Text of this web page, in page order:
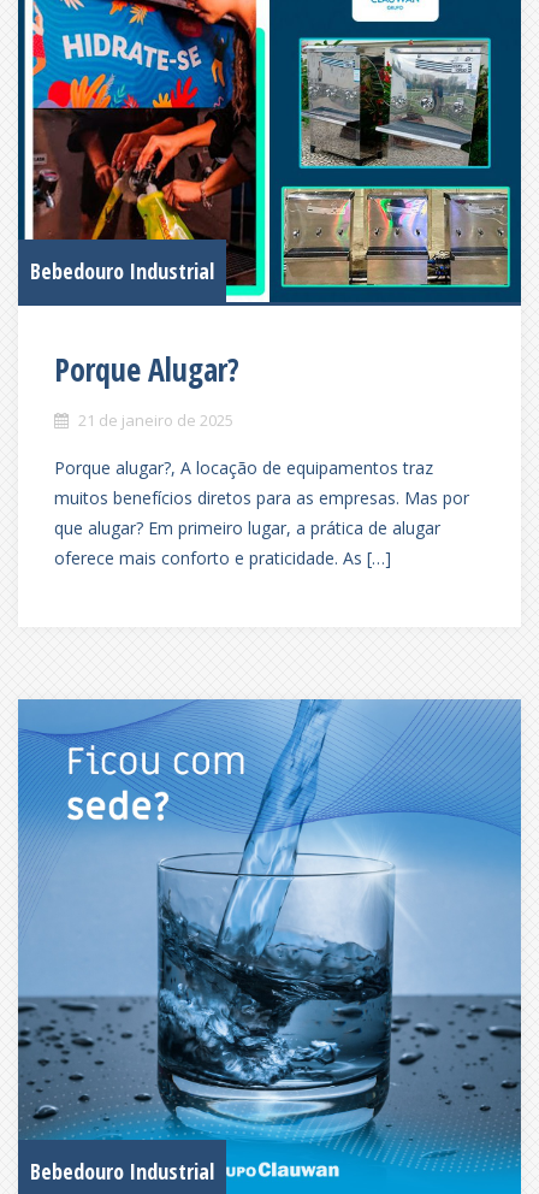
Bebedouro Industrial
Porque Alugar?
21 de janeiro de 2025
Porque alugar?, A locação de equipamentos traz
muitos benefícios diretos para as empresas. Mas por
que alugar? Em primeiro lugar, a prática de alugar
oferece mais conforto e praticidade. As […]
Bebedouro Industrial